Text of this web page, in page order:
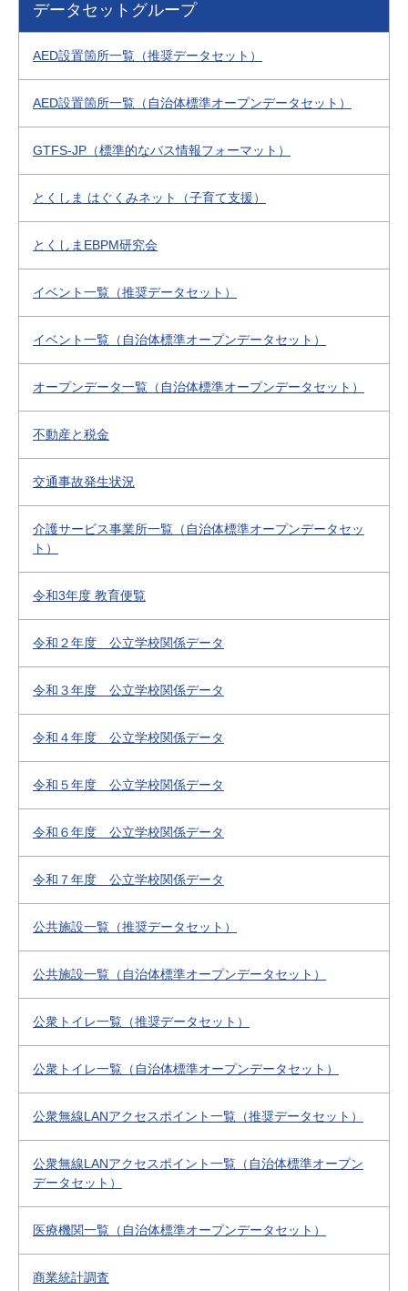
データセットグループ
AED設置箇所一覧（推奨データセット）
AED設置箇所一覧（自治体標準オープンデータセット）
GTFS-JP（標準的なバス情報フォーマット）
とくしま はぐくみネット（子育て支援）
とくしまEBPM研究会
イベント一覧（推奨データセット）
イベント一覧（自治体標準オープンデータセット）
オープンデータ一覧（自治体標準オープンデータセット）
不動産と税金
交通事故発生状況
介護サービス事業所一覧（自治体標準オープンデータセッ
ト）
令和3年度 教育便覧
令和２年度 公立学校関係データ
令和３年度 公立学校関係データ
令和４年度 公立学校関係データ
令和５年度 公立学校関係データ
令和６年度 公立学校関係データ
令和７年度 公立学校関係データ
公共施設一覧（推奨データセット）
公共施設一覧（自治体標準オープンデータセット）
公衆トイレ一覧（推奨データセット）
公衆トイレ一覧（自治体標準オープンデータセット）
公衆無線LANアクセスポイント一覧（推奨データセット）
公衆無線LANアクセスポイント一覧（自治体標準オープン
データセット）
医療機関一覧（自治体標準オープンデータセット）
商業統計調査